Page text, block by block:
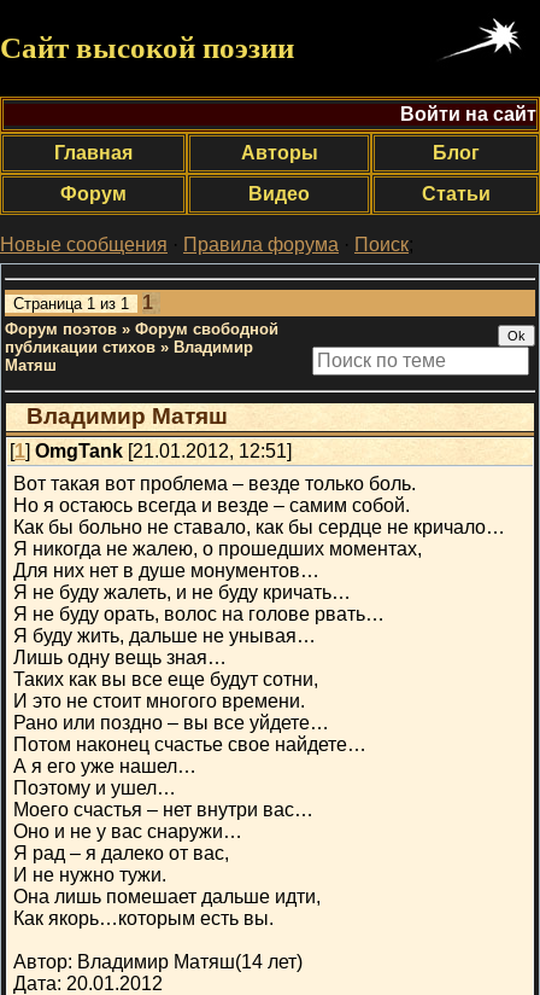
Сайт высокой поэзии
Войти на сайт
Главная
Авторы
Блог
Форум
Видео Статьи
Новые сообщения · Правила форума · Поиск;
Страница 1 из 1 1
Форум поэтов » Форум свободной
публикации стихов » Владимир
Матяш
Владимир Матяш
[1] OmgTank [21.01.2012, 12:51]
Вот такая вот проблема – везде только боль.
Но я остаюсь всегда и везде – самим собой.
Как бы больно не ставало, как бы сердце не кричало…
Я никогда не жалею, о прошедших моментах,
Для них нет в душе монументов…
Я не буду жалеть, и не буду кричать…
Я не буду орать, волос на голове рвать…
Я буду жить, дальше не унывая…
Лишь одну вещь зная…
Таких как вы все еще будут сотни,
И это не стоит многого времени.
Рано или поздно – вы все уйдете…
Потом наконец счастье свое найдете…
А я его уже нашел…
Поэтому и ушел…
Моего счастья – нет внутри вас…
Оно и не у вас снаружи…
Я рад – я далеко от вас,
И не нужно тужи.
Она лишь помешает дальше идти,
Как якорь…которым есть вы.
Автор: Владимир Матяш(14 лет)
Дата: 20.01.2012